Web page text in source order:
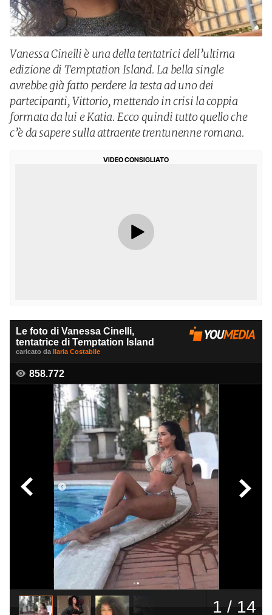
Vanessa Cinelli è una della tentatrici dell’ultima
edizione di Temptation Island. La bella single
avrebbe già fatto perdere la testa ad uno dei
partecipanti, Vittorio, mettendo in crisi la coppia
formata da lui e Katia. Ecco quindi tutto quello che
c’è da sapere sulla attraente trentunenne romana.
VIDEO CONSIGLIATO